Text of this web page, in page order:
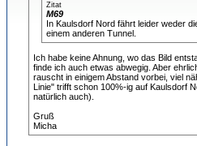
Zitat
M69
In Kaulsdorf Nord fährt leider weder
einem anderen Tunnel.
Ich habe keine Ahnung, wo das Bild
finde ich auch etwas abwegig. Aber
rauscht in einigem Abstand vorbei, viel
Linie" trifft schon 100%-ig auf Kaulsdorf
natürlich auch).
Gruß
Micha